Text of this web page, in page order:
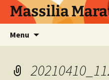
AllerMassilia
Menu